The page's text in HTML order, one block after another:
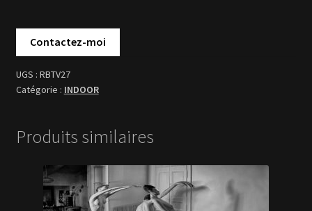
RBTV27
INDOOR
Produits similaires